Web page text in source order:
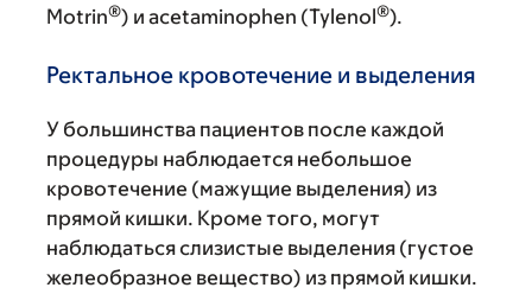
Motrin®) и acetaminophen (Tylenol®).
Ректальное кровотечение и выделения
У большинства пациентов после каждой
процедуры наблюдается небольшое
кровотечение (мажущие выделения) из
прямой кишки. Кроме того, могут
наблюдаться слизистые выделения (густое
желеобразное вещество) из прямой кишки.